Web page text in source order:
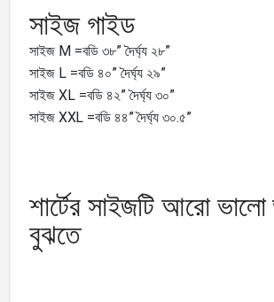
সাইজ গাইড
সাইজ M =বডি ৩৮” দৈর্ঘ্য ২৮”
সাইজ L =বডি ৪০” দৈর্ঘ্য ২৯”
সাইজ XL =বডি ৪২” দৈর্ঘ্য ৩০”
সাইজ XXL =বডি ৪৪” দৈর্ঘ্য ৩০.৫”
শার্টের সাইজটি আরো ভালো
বুঝতে